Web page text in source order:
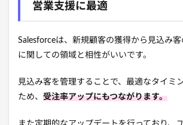
営業支援に最適
Salesforceは、新規顧客の獲得から見込み
に関しての領域と相性がいいです。
見込み客を管理することで、最適なタイミ
ため、 受注率アップにもつながります。